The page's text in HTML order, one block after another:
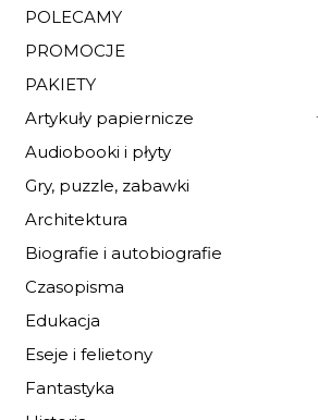
POLECAMY
PROMOCJE
PAKIETY
Artykuły papiernicze
Audiobooki i płyty
Gry, puzzle, zabawki
Architektura
Biografie i autobiografie
Czasopisma
Edukacja
Eseje i felietony
Fantastyka